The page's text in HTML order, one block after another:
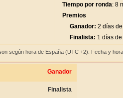
Tiempo por ronda: 8
Premios
Ganador: 2 días
Finalista: 1 días
según hora de España (UTC +2). Fecha y
Ganador
Finalista